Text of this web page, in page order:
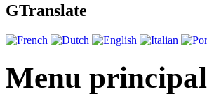
GTranslate
Menu principal